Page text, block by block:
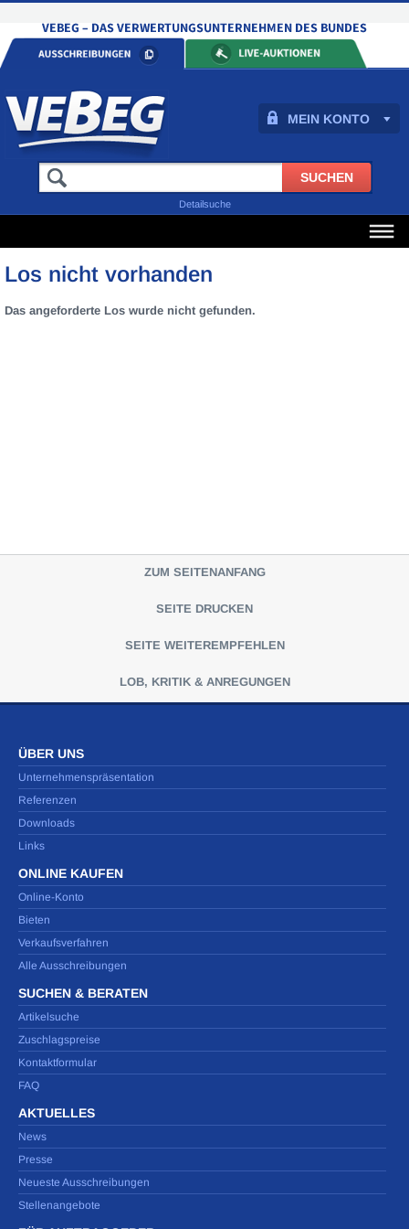
MEIN KONTO
Detailsuche
Los nicht vorhanden
Das angeforderte Los wurde nicht gefunden.
ZUM SEITENANFANG
SEITE DRUCKEN
SEITE WEITEREMPFEHLEN
LOB, KRITIK & ANREGUNGEN
ÜBER UNS
Unternehmenspräsentation
Referenzen
Downloads
Links
ONLINE KAUFEN
Online-Konto
Bieten
Verkaufsverfahren
Alle Ausschreibungen
SUCHEN & BERATEN
Artikelsuche
Zuschlagspreise
Kontaktformular
FAQ
AKTUELLES
News
Presse
Neueste Ausschreibungen
Stellenangebote